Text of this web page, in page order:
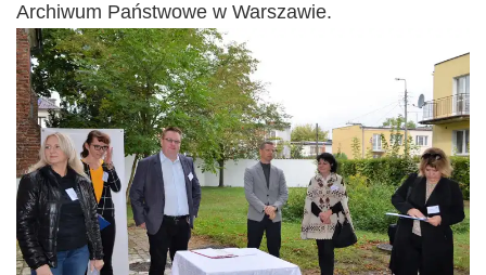
Archiwum Państwowe w Warszawie.